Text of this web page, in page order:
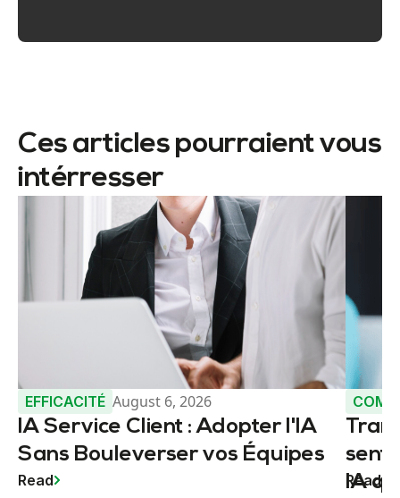
Ces articles pourraient vous
intérresser
EFFICACITÉ August 6, 2026
IA Service Client : Adopter l'IA
Sans Bouleverser vos Équipes
Read
IA
Read